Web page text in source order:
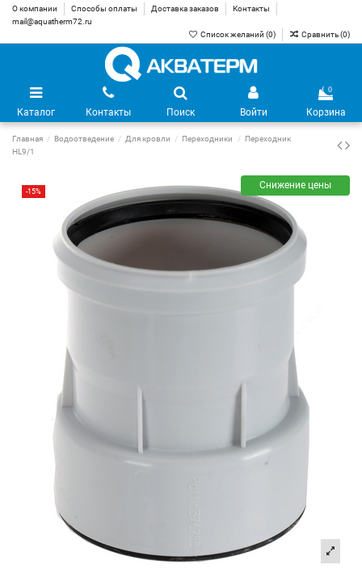
О компании Способы оплаты Доставка заказов
Контакты
mail@aquatherm72.ru
Список желаний (0) Сравнить (0)
Каталог Контакты Поиск Войти
0
Корзина
Главная Водоотведение Для кровли Переходники
Переходник
HL9/1
-15%
Снижение цены